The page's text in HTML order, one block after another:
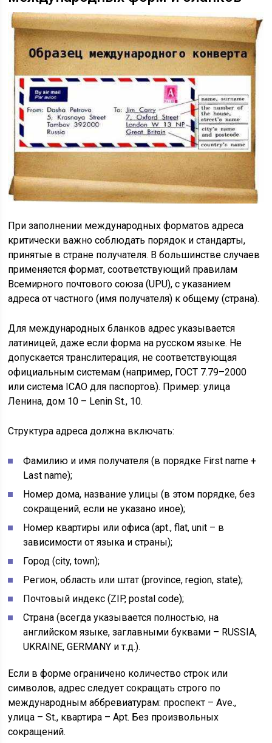
При заполнении международных форматов адреса
критически важно соблюдать порядок и стандарты,
принятые в стране получателя. В большинстве случаев
применяется формат, соответствующий правилам
Всемирного почтового союза (UPU), с указанием
адреса от частного (имя получателя) к общему (страна).
Для международных бланков адрес указывается
латиницей, даже если форма на русском языке. Не
допускается транслитерация, не соответствующая
официальным системам (например, ГОСТ 7.79–2000
или система ICAO для паспортов). Пример: улица
Ленина, дом 10 – Lenin St., 10.
Структура адреса должна включать:
Фамилию и имя получателя (в порядке First name +
Last name);
Номер дома, название улицы (в этом порядке, без
сокращений, если не указано иное);
Номер квартиры или офиса (apt., flat, unit – в
зависимости от языка и страны);
Город (city, town);
Регион, область или штат (province, region, state);
Почтовый индекс (ZIP, postal code);
Страна (всегда указывается полностью, на
английском языке, заглавными буквами – RUSSIA,
UKRAINE, GERMANY и т.д.).
Если в форме ограничено количество строк или
символов, адрес следует сокращать строго по
международным аббревиатурам: проспект – Ave.,
улица – St., квартира – Apt. Без произвольных
сокращений.